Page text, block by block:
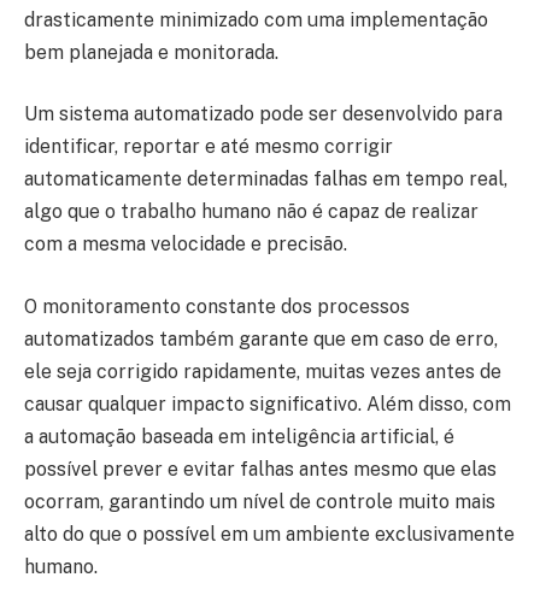
drasticamente minimizado com uma implementação
bem planejada e monitorada.
Um sistema automatizado pode ser desenvolvido para
identificar, reportar e até mesmo corrigir
automaticamente determinadas falhas em tempo real,
algo que o trabalho humano não é capaz de realizar
com a mesma velocidade e precisão.
O monitoramento constante dos processos
automatizados também garante que em caso de erro,
ele seja corrigido rapidamente, muitas vezes antes de
causar qualquer impacto significativo. Além disso, com
a automação baseada em inteligência artificial, é
possível prever e evitar falhas antes mesmo que elas
ocorram, garantindo um nível de controle muito mais
alto do que o possível em um ambiente exclusivamente
humano.